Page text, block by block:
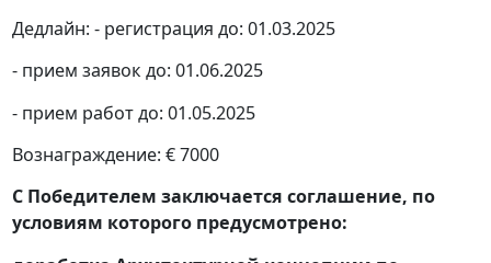
Дедлайн: - регистрация до: 01.03.2025
- прием заявок до: 01.06.2025
- прием работ до: 01.05.2025
Вознаграждение: € 7000
С Победителем заключается соглашение, по
условиям которого предусмотрено: